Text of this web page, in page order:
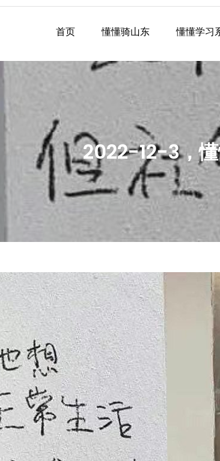
懂懂日记
懂懂日记网每天同步更新懂懂学习群内容
首页 懂懂骑山东 懂懂学习
2022-12-3，